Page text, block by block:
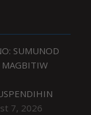
SUMUNOD
MAGBITIW
7, 2026